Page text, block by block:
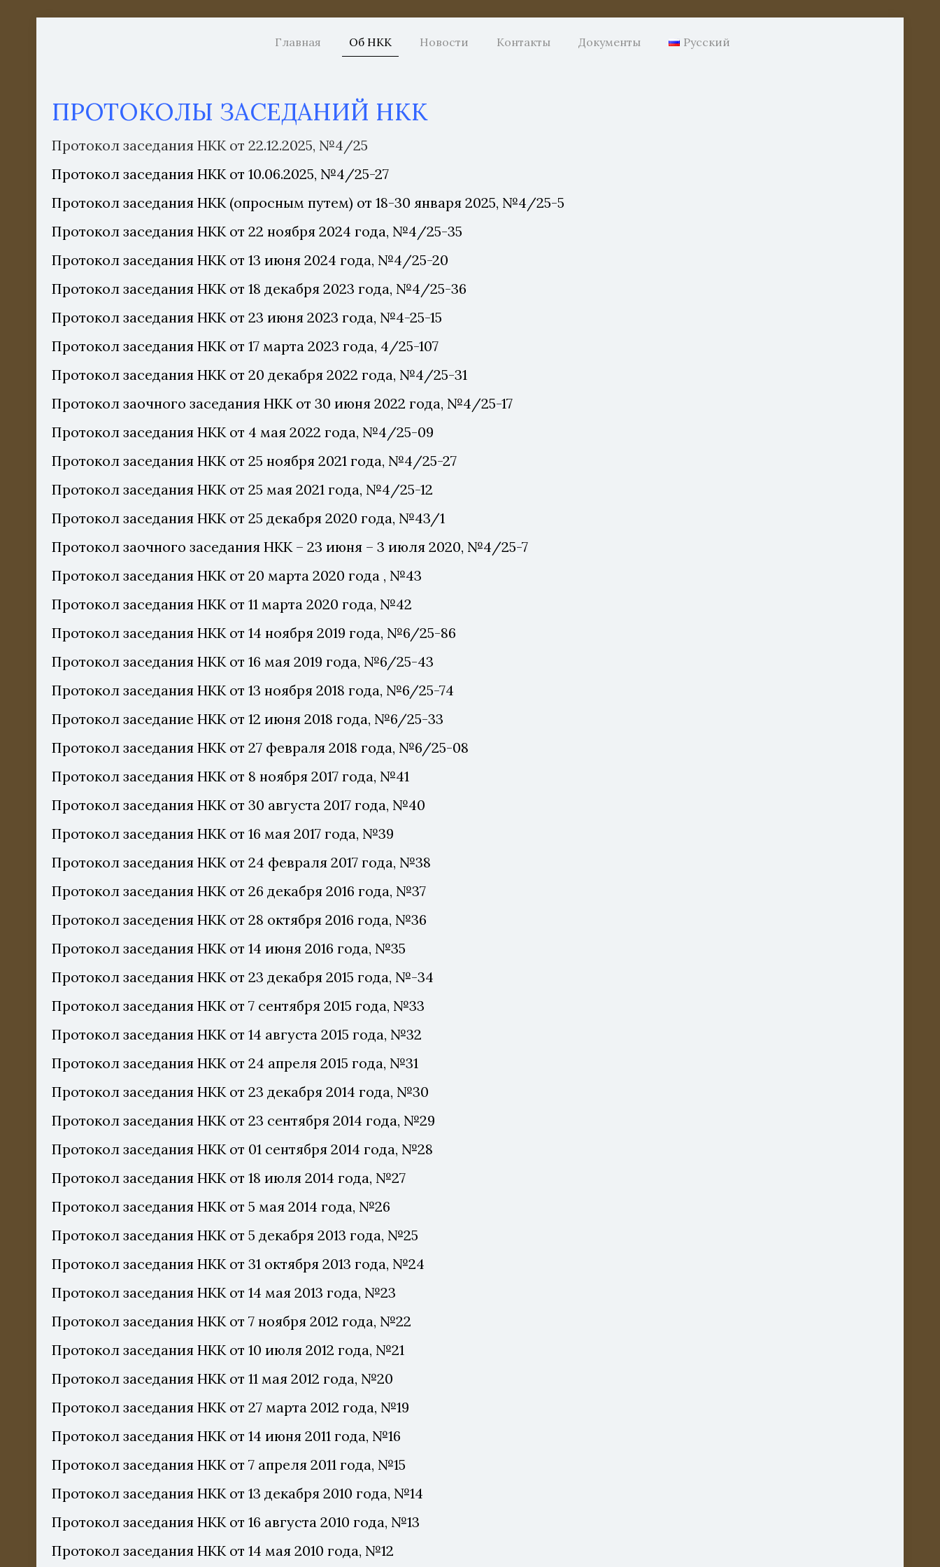
Главная Об НКК Новости Контакты Документы Русский
ПРОТОКОЛЫ ЗАСЕДАНИЙ НКК
Протокол заседания НКК от 22.12.2025, №4/25
Протокол заседания НКК от 10.06.2025, №4/25-27
Протокол заседания НКК (опросным путем) от 18-30 января 2025, №4/25-5
Протокол заседания НКК от 22 ноября 2024 года, №4/25-35
Протокол заседания НКК от 13 июня 2024 года, №4/25-20
Протокол заседания НКК от 18 декабря 2023 года, №4/25-36
Протокол заседания НКК от 23 июня 2023 года, №4-25-15
Протокол заседания НКК от 17 марта 2023 года, 4/25-107
Протокол заседания НКК от 20 декабря 2022 года, №4/25-31
Протокол заочного заседания НКК от 30 июня 2022 года, №4/25-17
Протокол заседания НКК от 4 мая 2022 года, №4/25-09
Протокол заседания НКК от 25 ноября 2021 года, №4/25-27
Протокол заседания НКК от 25 мая 2021 года, №4/25-12
Протокол заседания НКК от 25 декабря 2020 года, №43/1
Протокол заочного заседания НКК – 23 июня – 3 июля 2020, №4/25-7
Протокол заседания НКК от 20 марта 2020 года , №43
Протокол заседания НКК от 11 марта 2020 года, №42
Протокол заседания НКК от 14 ноября 2019 года, №6/25-86
Протокол заседания НКК от 16 мая 2019 года, №6/25-43
Протокол заседания НКК от 13 ноября 2018 года, №6/25-74
Протокол заседание НКК от 12 июня 2018 года, №6/25-33
Протокол заседания НКК от 27 февраля 2018 года, №6/25-08
Протокол заседания НКК от 8 ноября 2017 года, №41
Протокол заседания НКК от 30 августа 2017 года, №40
Протокол заседания НКК от 16 мая 2017 года, №39
Протокол заседания НКК от 24 февраля 2017 года, №38
Протокол заседания НКК от 26 декабря 2016 года, №37
Протокол заседения НКК от 28 октября 2016 года, №36
Протокол заседания НКК от 14 июня 2016 года, №35
Протокол заседания НКК от 23 декабря 2015 года, №-34
Протокол заседания НКК от 7 сентября 2015 года, №33
Протокол заседания НКК от 14 августа 2015 года, №32
Протокол заседания НКК от 24 апреля 2015 года, №31
Протокол заседания НКК от 23 декабря 2014 года, №30
Протокол заседания НКК от 23 сентября 2014 года, №29
Протокол заседания НКК от 01 сентября 2014 года, №28
Протокол заседания НКК от 18 июля 2014 года, №27
Протокол заседания НКК от 5 мая 2014 года, №26
Протокол заседания НКК от 5 декабря 2013 года, №25
Протокол заседания НКК от 31 октября 2013 года, №24
Протокол заседания НКК от 14 мая 2013 года, №23
Протокол заседания НКК от 7 ноября 2012 года, №22
Протокол заседания НКК от 10 июля 2012 года, №21
Протокол заседания НКК от 11 мая 2012 года, №20
Протокол заседания НКК от 27 марта 2012 года, №19
Протокол заседания НКК от 14 июня 2011 года, №16
Протокол заседания НКК от 7 апреля 2011 года, №15
Протокол заседания НКК от 13 декабря 2010 года, №14
Протокол заседания НКК от 16 августа 2010 года, №13
Протокол заседания НКК от 14 мая 2010 года, №12